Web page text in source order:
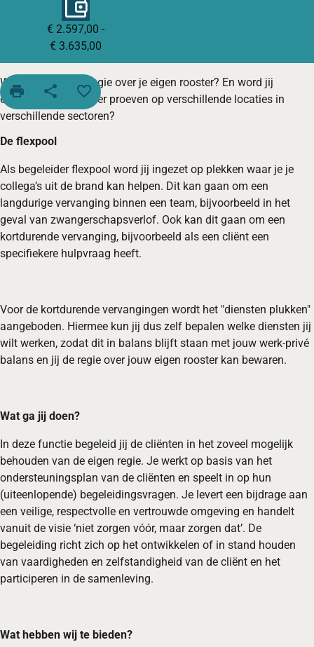
€ 2.597,00 -
€ 3.635,00
print share favorite_border
Wil jij graag meer regie over je eigen rooster? En word jij
enthousiast van sfeer proeven op verschillende locaties in
verschillende sectoren?
De flexpool
Als begeleider flexpool word jij ingezet op plekken waar je je
collega’s uit de brand kan helpen. Dit kan gaan om een
langdurige vervanging binnen een team, bijvoorbeeld in het
geval van zwangerschapsverlof. Ook kan dit gaan om een
kortdurende vervanging, bijvoorbeeld als een cliënt een
specifiekere hulpvraag heeft.
Voor de kortdurende vervangingen wordt het "diensten plukken"
aangeboden. Hiermee kun jij dus zelf bepalen welke diensten jij
wilt werken, zodat dit in balans blijft staan met jouw werk-privé
balans en jij de regie over jouw eigen rooster kan bewaren.
Wat ga jij doen?
In deze functie begeleid jij de cliënten in het zoveel mogelijk
behouden van de eigen regie. Je werkt op basis van het
ondersteuningsplan van de cliënten en speelt in op hun
(uiteenlopende) begeleidingsvragen. Je levert een bijdrage aan
een veilige, respectvolle en vertrouwde omgeving en handelt
vanuit de visie ‘niet zorgen vóór, maar zorgen dat’. De
begeleiding richt zich op het ontwikkelen of in stand houden
van vaardigheden en zelfstandigheid van de cliënt en het
participeren in de samenleving.
Wat hebben wij te bieden?